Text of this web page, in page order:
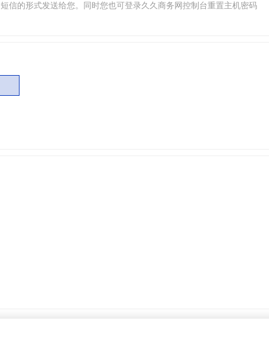
信的形式发送给您。同时您也可登录久久商务网控制台重置主机密码